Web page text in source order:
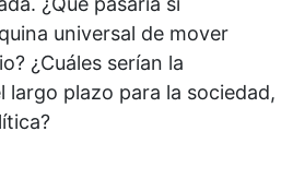
universal de mover
¿Cuáles serían la
largo plazo para la sociedad,